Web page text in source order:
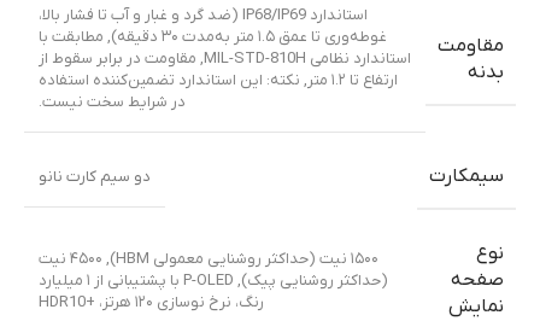
مقاومت
بدنه
استاندارد IP68/IP69 (ضد گرد و غبار و آب تا فشار بالا،
غوطه‌وری تا عمق ۱.۵ متر به‌مدت ۳۰ دقیقه)
, مطابقت با
استاندارد نظامی MIL-STD-810H
, مقاومت در برابر سقوط از
ارتفاع تا ۱.۲ متر
, نکته: این استاندارد تضمین‌کننده استفاده
در شرایط سخت نیست.
سیمکارت دو سیم کارت نانو
نوع
صفحه
نمایش
۱۵۰۰ نیت (حداکثر روشنایی معمولی HBM) ,
۴۵۰۰ نیت
(حداکثر روشنایی پیک),
P-OLED با پشتیبانی از ۱ میلیارد
رنگ، نرخ نوسازی ۱۲۰ هرتز، +HDR10